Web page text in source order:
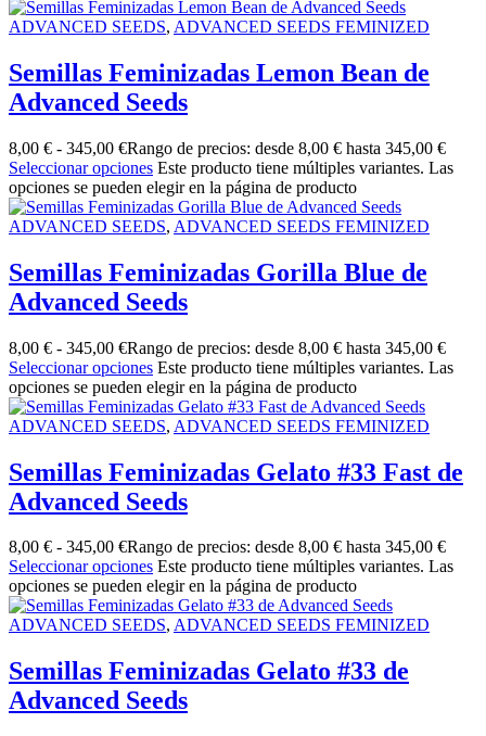
ADVANCED SEEDS, ADVANCED SEEDS FEMINIZED
Semillas Feminizadas Lemon Bean de
Advanced Seeds
8,00 € - 345,00 €Rango de precios: desde 8,00 € hasta 345,00 €
Seleccionar opciones Este producto tiene múltiples variantes. Las
opciones se pueden elegir en la página de producto
ADVANCED SEEDS, ADVANCED SEEDS FEMINIZED
Semillas Feminizadas Gorilla Blue de
Advanced Seeds
8,00 € - 345,00 €Rango de precios: desde 8,00 € hasta 345,00 €
Seleccionar opciones Este producto tiene múltiples variantes. Las
opciones se pueden elegir en la página de producto
ADVANCED SEEDS, ADVANCED SEEDS FEMINIZED
Semillas Feminizadas Gelato #33 Fast de
Advanced Seeds
8,00 € - 345,00 €Rango de precios: desde 8,00 € hasta 345,00 €
Seleccionar opciones Este producto tiene múltiples variantes. Las
opciones se pueden elegir en la página de producto
ADVANCED SEEDS, ADVANCED SEEDS FEMINIZED
Semillas Feminizadas Gelato #33 de
Advanced Seeds